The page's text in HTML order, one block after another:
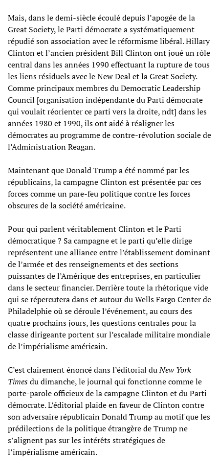
Mais, dans le demi-siècle écoulé depuis l’apogée de la
Great Society, le Parti démocrate a systématiquement
répudié son association avec le réformisme libéral. Hillary
Clinton et l’ancien président Bill Clinton ont joué un rôle
central dans les années 1990 effectuant la rupture de tous
les liens résiduels avec le New Deal et la Great Society.
Comme principaux membres du Democratic Leadership
Council [organisation indépendante du Parti démocrate
qui voulait réorienter ce parti vers la droite, ndt] dans les
années 1980 et 1990, ils ont aidé à réaligner les
démocrates au programme de contre-révolution sociale de
l’Administration Reagan.
Maintenant que Donald Trump a été nommé par les
républicains, la campagne Clinton est présentée par ces
forces comme un pare-feu politique contre les forces
obscures de la société américaine.
Pour qui parlent véritablement Clinton et le Parti
démocratique ? Sa campagne et le parti qu’elle dirige
représentent une alliance entre l’établissement dominant
de l’armée et des renseignements et des sections
puissantes de l’Amérique des entreprises, en particulier
dans le secteur financier. Derrière toute la rhétorique vide
qui se répercutera dans et autour du Wells Fargo Center de
Philadelphie où se déroule l’événement, au cours des
quatre prochains jours, les questions centrales pour la
classe dirigeante portent sur l’escalade militaire mondiale
de l’impérialisme américain.
C’est clairement énoncé dans l’éditorial duNew York
Timesdu dimanche, le journal qui fonctionne comme le
porte-parole officieux de la campagne Clinton et du Parti
démocrate. L’éditorial plaide en faveur de Clinton contre
son adversaire républicain Donald Trump au motif que les
prédilections de la politique étrangère de Trump ne
s’alignent pas sur les intérêts stratégiques de
l’impérialisme américain.